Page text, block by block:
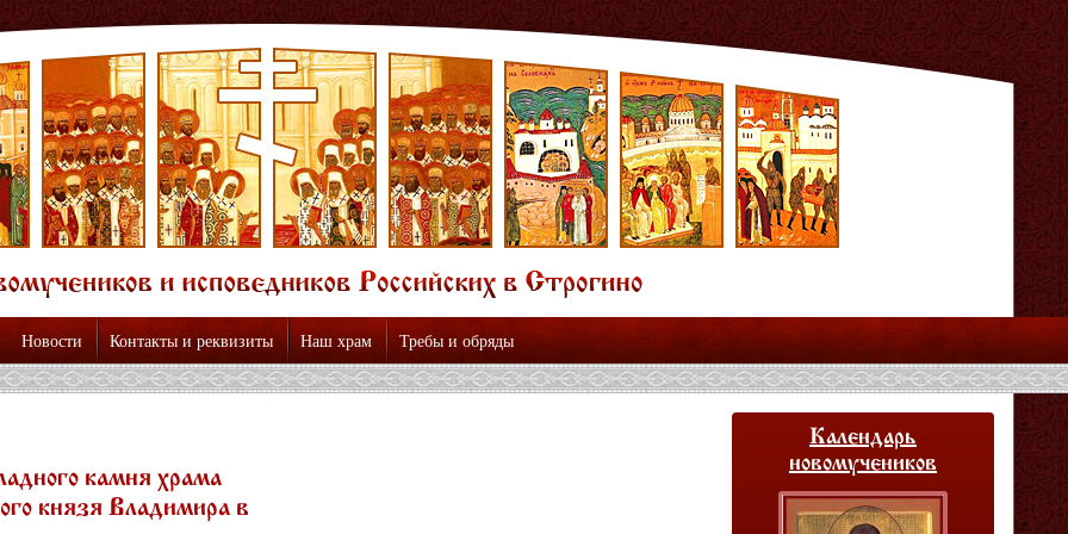
Новости Контакты и реквизиты Наш храм Требы и обряды
камня храма
князя Владимира в
Календарь
новомучеников